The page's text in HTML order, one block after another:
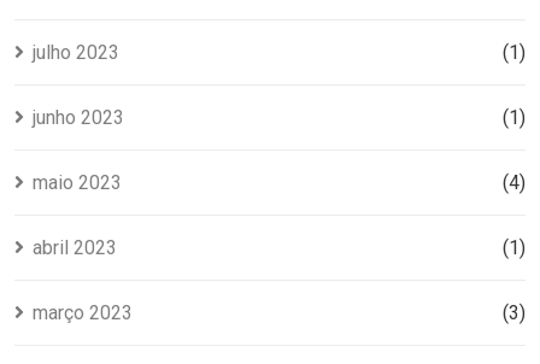
julho 2023 (1)
junho 2023 (1)
maio 2023 (4)
abril 2023 (1)
março 2023 (3)